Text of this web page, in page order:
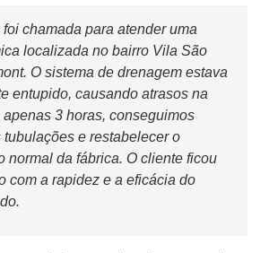
chamada para atender uma
localizada no bairro Vila São
O sistema de drenagem estava
entupido, causando atrasos na
3 horas, conseguimos
tubulações e restabelecer o
normal da fábrica. O cliente ficou
com a rapidez e a eficácia do